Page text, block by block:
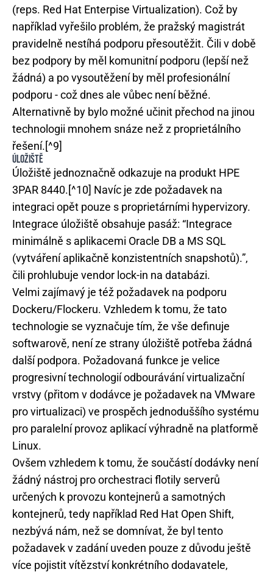
(reps. Red Hat Enterpise Virtualization). Což by
například vyřešilo problém, že pražský magistrát
pravidelně nestíhá podporu přesoutěžit. Čili v době
bez podpory by měl komunitní podporu (lepší než
žádná) a po vysoutěžení by měl profesionální
podporu - což dnes ale vůbec není běžné.
Alternativně by bylo možné učinit přechod na jinou
technologii mnohem snáze než z proprietálního
řešení.[^9]
ÚLOŽIŠTĚ
Úložiště jednoznačně odkazuje na produkt HPE
3PAR 8440.[^10] Navíc je zde požadavek na
integraci opět pouze s proprietárními hypervizory.
Integrace úložiště obsahuje pasáž: “Integrace
minimálně s aplikacemi Oracle DB a MS SQL
(vytváření aplikačně konzistentních snapshotů).”,
čili prohlubuje vendor lock-in na databázi.
Velmi zajímavý je též požadavek na podporu
Dockeru/Flockeru. Vzhledem k tomu, že tato
technologie se vyznačuje tím, že vše definuje
softwarově, není ze strany úložiště potřeba žádná
další podpora. Požadovaná funkce je velice
progresivní technologií odbourávání virtualizační
vrstvy (přitom v dodávce je požadavek na VMware
pro virtualizaci) ve prospěch jednoduššího systému
pro paralelní provoz aplikací výhradně na platformě
Linux.
Ovšem vzhledem k tomu, že součástí dodávky není
žádný nástroj pro orchestraci flotily serverů
určených k provozu kontejnerů a samotných
kontejnerů, tedy například Red Hat Open Shift,
nezbývá nám, než se domnívat, že byl tento
požadavek v zadání uveden pouze z důvodu ještě
více pojistit vítězství konkrétního dodavatele,